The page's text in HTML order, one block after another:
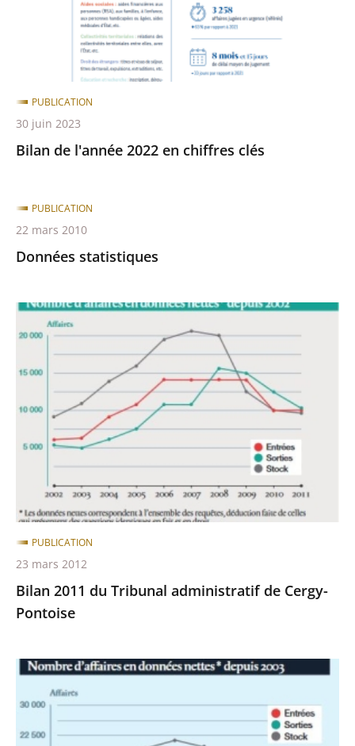
Bilan de l'année 2022 en chiffres clés
PUBLICATION
30 juin 2023
Données statistiques
PUBLICATION
22 mars 2010
Bilan
2011
Tribunal
administratif
Cergy-
Pontoise
Bilan 2011 du Tribunal administratif de Cergy-
Pontoise
PUBLICATION
23 mars 2012
Bilan
du
Tribunal